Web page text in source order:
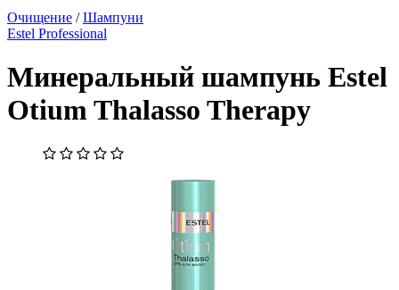
Очищение /Шампуни
Estel Professional
Минеральный шампунь Estel
Otium Thalasso Therapy